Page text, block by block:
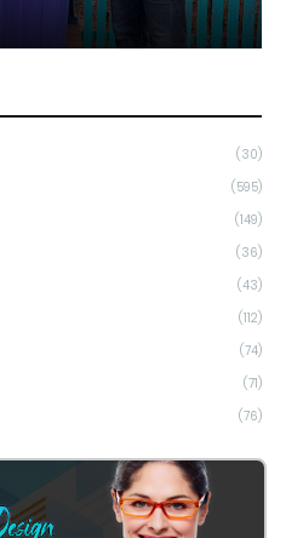
(30)
(595)
(149)
(36)
(43)
(112)
(74)
(71)
(76)